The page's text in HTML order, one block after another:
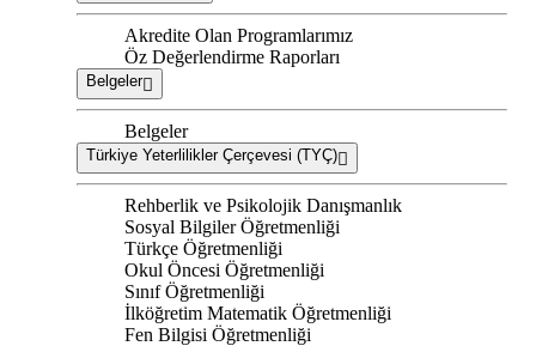
Akredite Olan Programlarımız
Öz Değerlendirme Raporları
Belgeler
Belgeler
Türkiye Yeterlilikler Çerçevesi (TYÇ)
Rehberlik ve Psikolojik Danışmanlık
Sosyal Bilgiler Öğretmenliği
Türkçe Öğretmenliği
Okul Öncesi Öğretmenliği
Sınıf Öğretmenliği
İlköğretim Matematik Öğretmenliği
Fen Bilgisi Öğretmenliği